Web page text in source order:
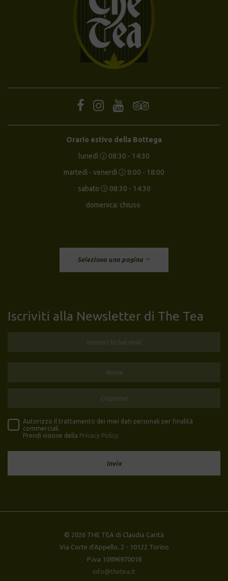
Orario estivo della Bottega
lunedì 🕝 08:30 - 14:30
martedì - venerdì 🕝 8:00 - 18:00
sabato 🕝 08:30 - 14:30
domenica: chiuso
Seleziona una pagina
Iscriviti alla Newsletter di The Tea
Autorizzo il trattamento dei miei dati personali per finalità
commerciali.
Prendi visione della Privacy Policy.
© 2026 THE TEA di Claudia Carità
Via Corte d'Appello, 2 - 10122 Torino
P.iva 10896970018
info@thetea.it